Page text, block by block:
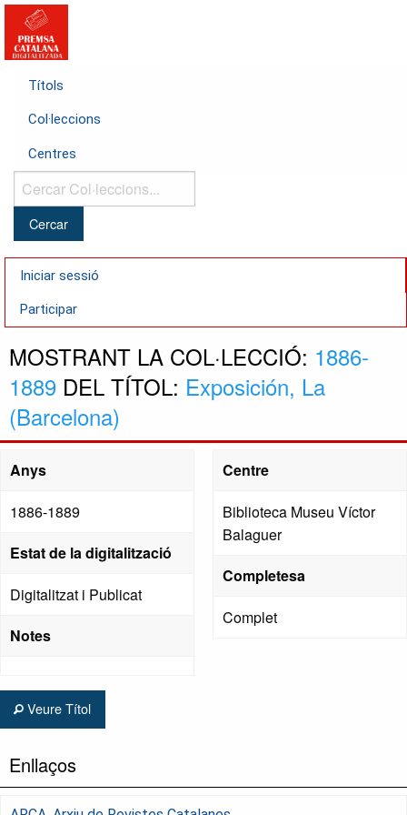
Títols
Col·leccions
Centres
Cercar
Col·leccions...
Iniciar sessió
Participar
MOSTRANT LA COL·LECCIÓ: 1886-
1889 DEL TÍTOL: Exposición, La
(Barcelona)
Anys
1886-1889
Estat de la digitalització
Digitalitzat i Publicat
Notes
Centre
Biblioteca Museu Víctor
Balaguer
Completesa
Complet
Veure Títol
Enllaços